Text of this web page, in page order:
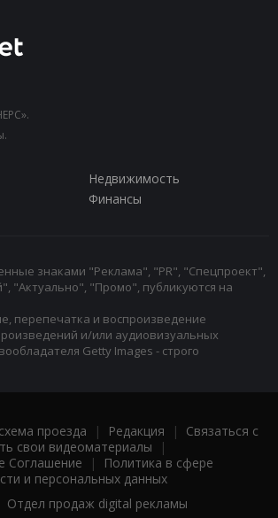
Недвижимость
Финансы
знаками "Реклама", "PR", "Спецпроект",
"Актуально", "Промо", публикуются на
перепечатка и воспроизведение
и/или аудиовизуальных
Getty Images - строго
проезда | Редакция | Связаться с
свои видеоматериалы |
Соглашение |
Политика в сфере
и персональных данных
Отдел продаж digital рекламы